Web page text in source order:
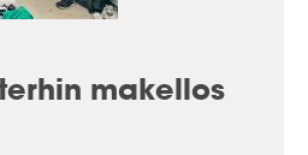
makellos